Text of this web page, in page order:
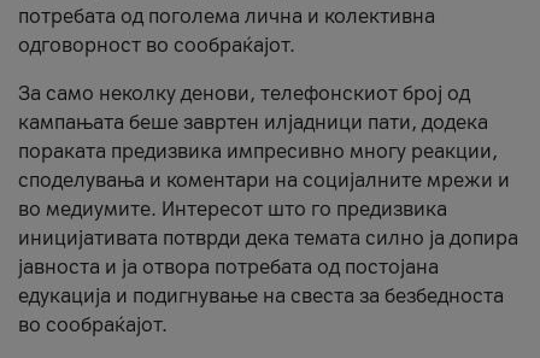
потребата од поголема лична и колективна
одговорност во сообраќајот.
За само неколку денови, телефонскиот број од
кампањата беше завртен илјадници пати, додека
пораката предизвика импресивно многу реакции,
споделувања и коментари на социјалните мрежи и
во медиумите. Интересот што го предизвика
иницијативата потврди дека темата силно ја допира
јавноста и ја отвора потребата од постојана
едукација и подигнување на свеста за безбедноста
во сообраќајот.